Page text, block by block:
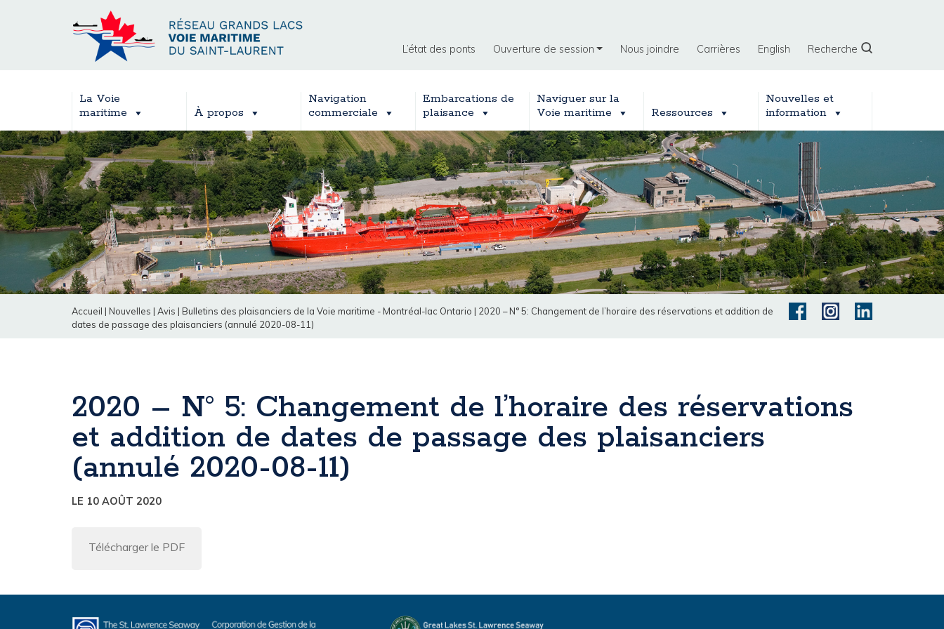
L’état des ponts Ouverture de session Nous joindre Carrières English Recherche
La Voie
maritime
À propos
Navigation
commerciale
Embarcations de
plaisance
Naviguer sur la
Voie maritime
Ressources
Nouvelles et
information
Accueil | Nouvelles | Avis | Bulletins des plaisanciers de la Voie maritime - Montréal-lac Ontario | 2020 – N° 5: Changement de l’horaire des réservations et addition de
dates de passage des plaisanciers (annulé 2020-08-11)
2020 – N° 5: Changement de l’horaire des réservations
et addition de dates de passage des plaisanciers
(annulé 2020-08-11)
LE 10 AOÛT 2020
Télécharger le PDF